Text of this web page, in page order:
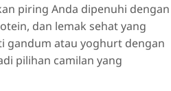
piring Anda dipenuhi dengan
dan lemak sehat yang
gandum atau yoghurt dengan
pilihan camilan yang